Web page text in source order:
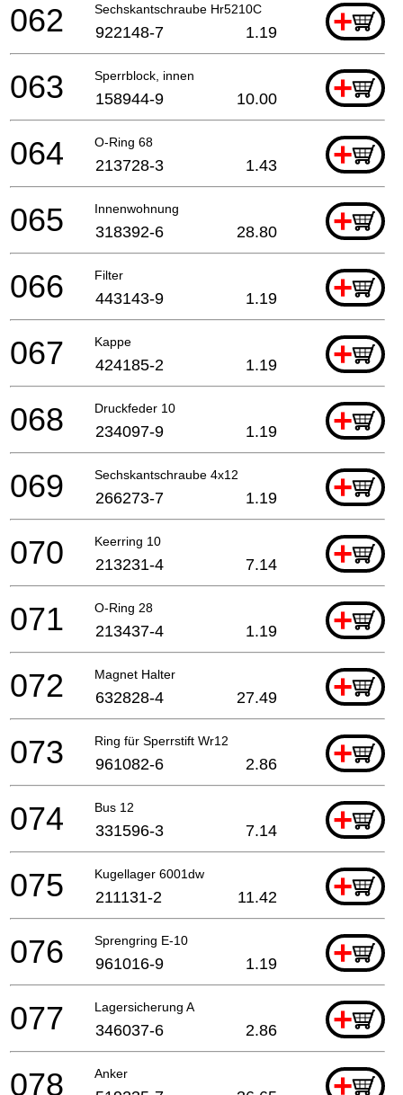
Sechskantschraube Hr5210C +
062 922148-7 1.19
Sperrblock, innen +
063 158944-9 10.00
O-Ring 68 +
064 213728-3 1.43
Innenwohnung +
065 318392-6 28.80
Filter +
066 443143-9 1.19
Kappe +
067 424185-2 1.19
Druckfeder 10 +
068 234097-9 1.19
Sechskantschraube 4x12 +
069 266273-7 1.19
Keerring 10 +
070 213231-4 7.14
O-Ring 28 +
071 213437-4 1.19
Magnet Halter +
072 632828-4 27.49
Ring für Sperrstift Wr12 +
073 961082-6 2.86
Bus 12 +
074 331596-3 7.14
Kugellager 6001dw +
075 211131-2 11.42
Sprengring E-10 +
076 961016-9 1.19
Lagersicherung A +
077 346037-6 2.86
Anker +
078